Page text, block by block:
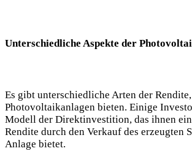
Unterschiedliche Aspekte der
Es gibt unterschiedliche Arten der
Photovoltaikanlagen bieten. Einige
Modell der Direktinvestition, das ihnen
Rendite durch den Verkauf des erzeugten
Anlage bietet.